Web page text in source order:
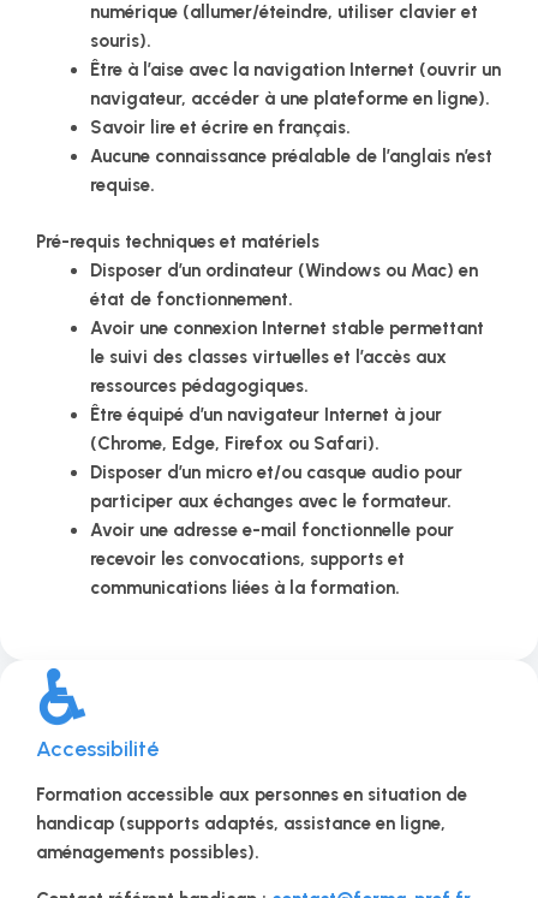
numérique (allumer/éteindre, utiliser clavier et
souris).
Être à l’aise avec la navigation Internet (ouvrir un
navigateur, accéder à une plateforme en ligne).
Savoir lire et écrire en français.
Aucune connaissance préalable de l’anglais n’est
requise.
Pré-requis techniques et matériels
Disposer d’un ordinateur (Windows ou Mac) en
état de fonctionnement.
Avoir une connexion Internet stable permettant
le suivi des classes virtuelles et l’accès aux
ressources pédagogiques.
Être équipé d’un navigateur Internet à jour
(Chrome, Edge, Firefox ou Safari).
Disposer d’un micro et/ou casque audio pour
participer aux échanges avec le formateur.
Avoir une adresse e-mail fonctionnelle pour
recevoir les convocations, supports et
communications liées à la formation.
♿
Accessibilité
Formation accessible aux personnes en situation de
handicap (supports adaptés, assistance en ligne,
aménagements possibles).